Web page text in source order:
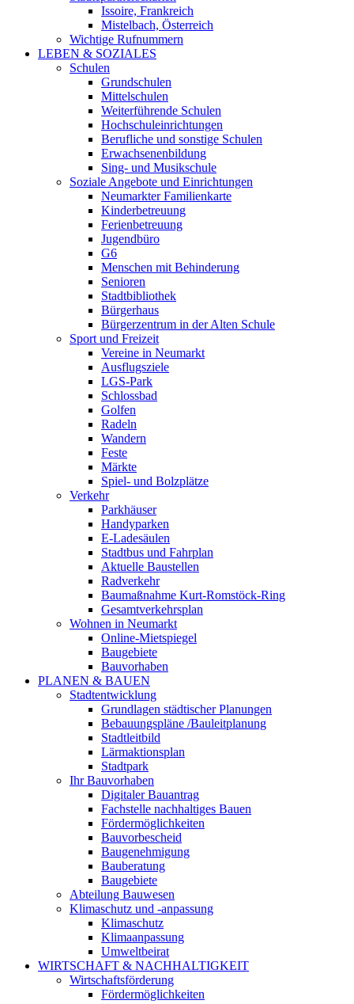
Issoire, Frankreich
Mistelbach, Österreich
Wichtige Rufnummern
LEBEN & SOZIALES
Schulen
Grundschulen
Mittelschulen
Weiterführende Schulen
Hochschuleinrichtungen
Berufliche und sonstige Schulen
Erwachsenenbildung
Sing- und Musikschule
Soziale Angebote und Einrichtungen
Neumarkter Familienkarte
Kinderbetreuung
Ferienbetreuung
Jugendbüro
G6
Menschen mit Behinderung
Senioren
Stadtbibliothek
Bürgerhaus
Bürgerzentrum in der Alten Schule
Sport und Freizeit
Vereine in Neumarkt
Ausflugsziele
LGS-Park
Schlossbad
Golfen
Radeln
Wandern
Feste
Märkte
Spiel- und Bolzplätze
Verkehr
Parkhäuser
Handyparken
E-Ladesäulen
Stadtbus und Fahrplan
Aktuelle Baustellen
Radverkehr
Baumaßnahme Kurt-Romstöck-Ring
Gesamtverkehrsplan
Wohnen in Neumarkt
Online-Mietspiegel
Baugebiete
Bauvorhaben
PLANEN & BAUEN
Stadtentwicklung
Grundlagen städtischer Planungen
Bebauungspläne /Bauleitplanung
Stadtleitbild
Lärmaktionsplan
Stadtpark
Ihr Bauvorhaben
Digitaler Bauantrag
Fachstelle nachhaltiges Bauen
Fördermöglichkeiten
Bauvorbescheid
Baugenehmigung
Bauberatung
Baugebiete
Abteilung Bauwesen
Klimaschutz und -anpassung
Klimaschutz
Klimaanpassung
Umweltbeirat
WIRTSCHAFT & NACHHALTIGKEIT
Wirtschaftsförderung
Fördermöglichkeiten